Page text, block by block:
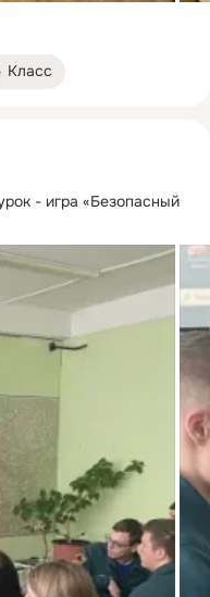
Класс
- игра «Безопасный